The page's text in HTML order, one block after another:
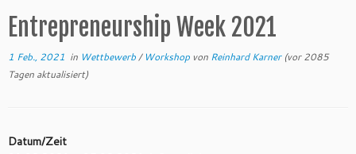
Entrepreneurship Week 2021
1 Feb., 2021 in Wettbewerb/ Workshop von Reinhard Karner(vor 2085
Tagen aktualisiert)
Datum/Zeit